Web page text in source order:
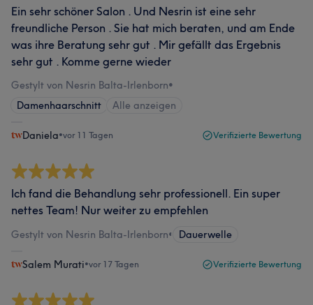
Ein sehr schöner Salon . Und Nesrin ist eine sehr
freundliche Person . Sie hat mich beraten, und am Ende
was ihre Beratung sehr gut . Mir gefällt das Ergebnis
sehr gut . Komme gerne wieder
Gestylt von Nesrin Balta-Irlenborn•
Damenhaarschnitt
Alle anzeigen
Daniela•vor 11 Tagen Verifizierte Bewertung
Ich fand die Behandlung sehr professionell. Ein super
nettes Team! Nur weiter zu empfehlen
Gestylt von Nesrin Balta-Irlenborn• Dauerwelle
Salem Murati•vor 17 Tagen Verifizierte Bewertung